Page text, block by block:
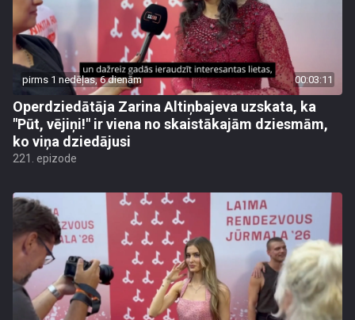
pirms 1 nedēļas, 6 dienām 00:03:11
Operdziedātāja Zarina Altiņbajeva uzskata, ka
"Pūt, vējiņi!" ir viena no skaistākajām dziesmām,
ko viņa dziedājusi
221. epizode